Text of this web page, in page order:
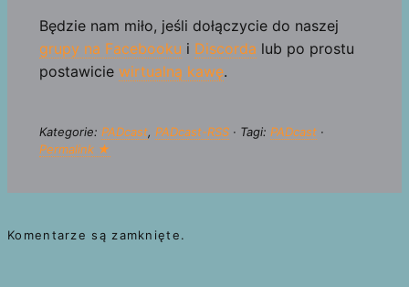
Będzie nam miło, jeśli dołączycie do naszej
grupy na Facebooku i Discorda lub po prostu
postawicie wirtualną kawę.
Kategorie: PADcast, PADcast-RSS· Tagi: PADcast·
Permalink ★
Komentarze są zamknięte.